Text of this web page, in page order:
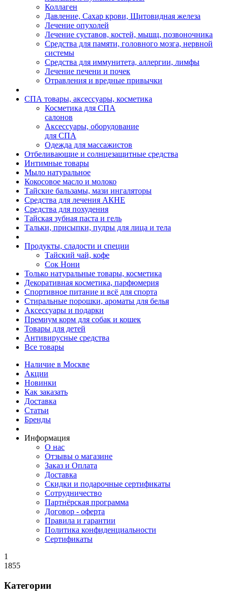
Коллаген
Давление, Сахар крови, Щитовидная железа
Лечение опухолей
Лечение суставов, костей, мышц, позвоночника
Средства для памяти, головного мозга, нервной
системы
Средства для иммунитета, аллергии, лимфы
Лечение печени и почек
Отравления и вредные привычки
СПА товары, аксессуары, косметика
Косметика для СПА
салонов
Аксессуары, оборудование
для СПА
Одежда для массажистов
Отбеливающие и солнцезащитные средства
Интимные товары
Мыло натуральное
Кокосовое масло и молоко
Тайские бальзамы, мази ингаляторы
Средства для лечения АКНЕ
Средства для похудения
Тайская зубная паста и гель
Тальки, присыпки, пудры для лица и тела
Продукты, сладости и специи
Тайский чай, кофе
Сок Нони
Только натуральные товары, косметика
Декоративная косметика, парфюмерия
Спортивное питание и всё для спорта
Стиральные порошки, ароматы для белья
Аксессуары и подарки
Премиум корм для собак и кошек
Товары для детей
Антивирусные средства
Все товары
Наличие в Москве
Акции
Новинки
Как заказать
Доставка
Статьи
Бренды
Информация
О нас
Отзывы о магазине
Заказ и Оплата
Доставка
Скидки и подарочные сертификаты
Сотрудничество
Партнёрская программа
Договор - оферта
Правила и гарантии
Политика конфиденциальности
Сертификаты
1
1855
Категории